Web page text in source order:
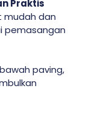
Praktis
mudah dan
pemasangan
paving,